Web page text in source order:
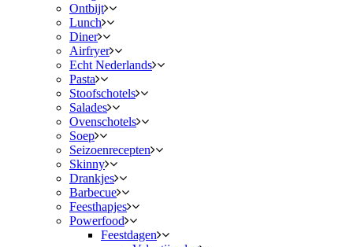
Ontbijt
Lunch
Diner
Airfryer
Echt Nederlands
Pasta
Stoofschotels
Salades
Ovenschotels
Soep
Seizoenrecepten
Skinny
Drankjes
Barbecue
Feesthapjes
Powerfood
Feestdagen